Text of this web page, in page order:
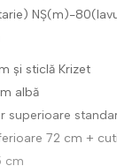
NȘ(m)-
și sticlă Krizet
albă
superioare
72 cm +
cm